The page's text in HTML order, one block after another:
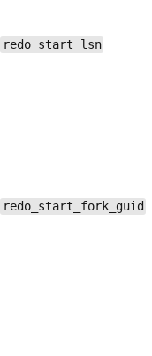
redo_start_lsn
redo_start_fork_guid